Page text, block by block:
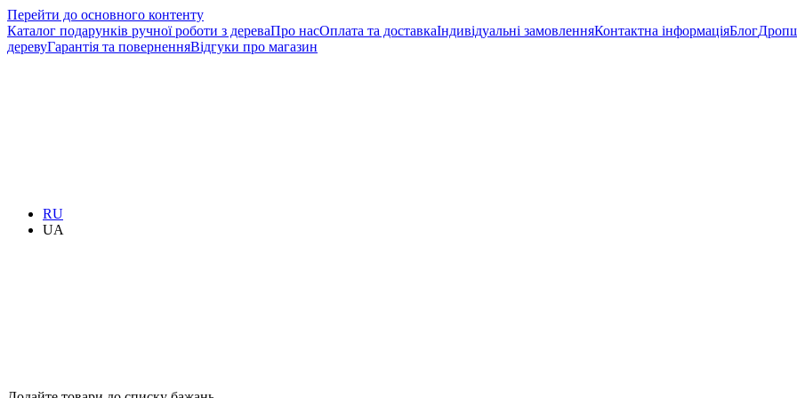
Перейти до основного контенту
Каталог подарунків ручної роботи з дереваПро насОплата та доставкаІндивідуальні замовленняКонтактна інформаціяБлог
деревуГарантія та поверненняВідгуки про магазин
RU
UA